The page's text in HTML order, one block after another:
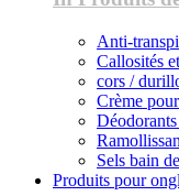
Anti-
Callosités
cors /
Crème
Sels bain
Produits pour